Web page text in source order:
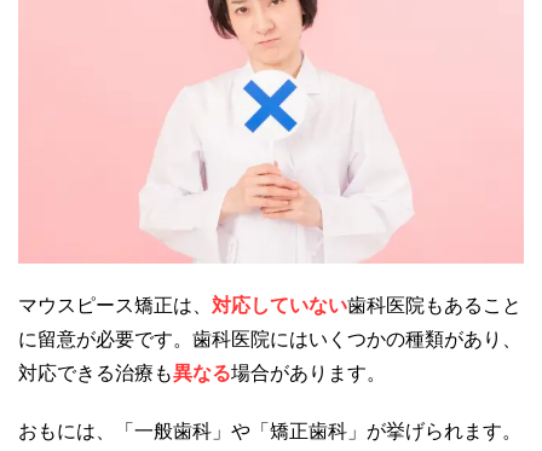
マウスピース矯正は、 対応していない歯科医院もあること
に留意が必要です。歯科医院にはいくつかの種類があり、
対応できる治療も異なる場合があります。
おもには、「一般歯科」や「矯正歯科」が挙げられます。